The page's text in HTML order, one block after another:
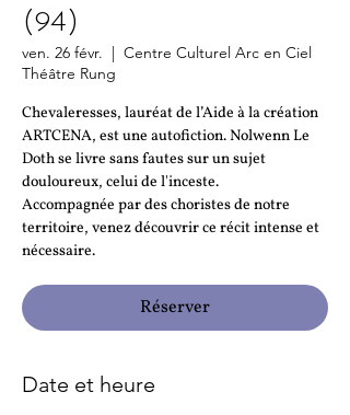
(94)
ven. 26 févr.
  |
Centre Culturel Arc en Ciel
Théâtre Rung
Chevaleresses, lauréat de l’Aide à la création
ARTCENA, est une autofiction. Nolwenn Le
Doth se livre sans fautes sur un sujet
douloureux, celui de l'inceste.
Accompagnée par des choristes de notre
territoire, venez découvrir ce récit intense et
nécessaire.
Réserver
Date et heure